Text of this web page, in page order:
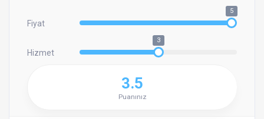
Fiyat
5
Hizmet
3
3.5
Puanınız